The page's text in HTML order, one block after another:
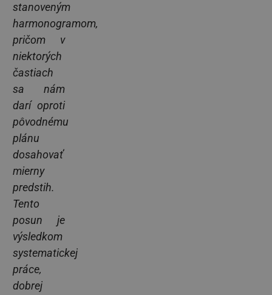
stanoveným
harmonogramom,
pričom v
niektorých
častiach
sa nám
darí oproti
pôvodnému
plánu
dosahovať
mierny
predstih.
Tento
posun je
výsledkom
systematickej
práce,
dobrej